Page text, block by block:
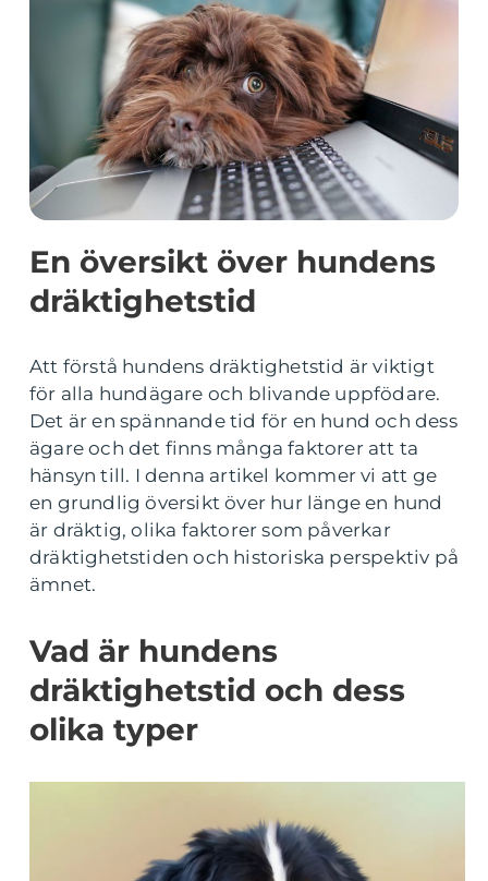
En översikt över hundens
dräktighetstid
Att förstå hundens dräktighetstid är viktigt
för alla hundägare och blivande uppfödare.
Det är en spännande tid för en hund och dess
ägare och det finns många faktorer att ta
hänsyn till. I denna artikel kommer vi att ge
en grundlig översikt över hur länge en hund
är dräktig, olika faktorer som påverkar
dräktighetstiden och historiska perspektiv på
ämnet.
Vad är hundens
dräktighetstid och dess
olika typer